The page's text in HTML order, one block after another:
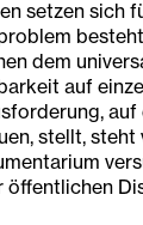
setzen sich
dem
auf
stellt, steht
öffentlichen